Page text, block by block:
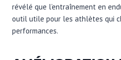
révélé que l’entraînement en
outil utile pour les athlètes qui
performances.